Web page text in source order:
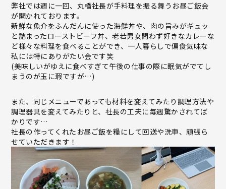
弊社では週に一回、丸橋社長が手料理を振る舞うお昼ご飯会
が開かれております。
新鮮な魚介をふんだんに使った海鮮丼や、肉の旨みがギュッ
と詰まったローストビーフ丼、老若男女問わず好きなカレーな
ど様々な料理を食べることができ、一人暮らしで偏食気味な
私には特にありがたい会です笑
(美味しいがゆえに食べすぎて午後の仕事の際に眠気がでてし
まうのが玉に瑕ですが…)
また、同じメニューであっても材料を変えてみたり調理方法や
調理器具を変えてみたりと、社長の工夫に毎週驚かされてば
かりです…
社長の作ってくれたお昼ご飯を糧にして回送や洗車、頑張ら
せていただきます！